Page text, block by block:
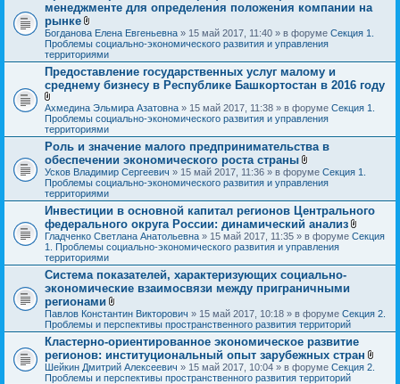
н
менеджменте для определения положения компании на
рынке
В
л
о
ж
е
н
и
я
Богданова Елена Евгеньевна » 15 май 2017, 11:40 » в форуме Секция 1.
Проблемы социально-экономического развития и управления
территориями
Предоставление государственных услуг малому и
среднему бизнесу в Республике Башкортостан в 2016 году
В
л
о
ж
е
н
и
я
Ахмедина Эльмира Азатовна » 15 май 2017, 11:38 » в форуме Секция 1.
Проблемы социально-экономического развития и управления
территориями
Роль и значение малого предпринимательства в
обеспечении экономического роста страны
В
л
ж
е
н
и
я
Усков Владимир Сергеевич » 15 май 2017, 11:36 » в форуме Секция 1.
Проблемы социально-экономического развития и управления
территориями
Инвестиции в основной капитал регионов Центрального
федерального округа России: динамический анализ
В
ж
Гладченко Светлана Анатольевна » 15 май 2017, 11:35 » в форуме Секция
1. Проблемы социально-экономического развития и управления
территориями
Система показателей, характеризующих социально-
экономические взаимосвязи между приграничными
регионами
В
л
о
ж
е
н
и
Павлов Константин Викторович » 15 май 2017, 10:18 » в форуме Секция 2.
Проблемы и перспективы пространственного развития территорий
Кластерно-ориентированное экономическое развитие
регионов: институциональный опыт зарубежных стран
Шейкин Дмитрий Алексеевич » 15 май 2017, 10:04 » в форуме Секция 2.
Проблемы и перспективы пространственного развития территорий